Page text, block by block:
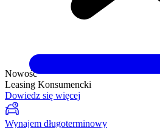
Nowość
Leasing Konsumencki
Dowiedz się więcej
Wynajem długoterminowy